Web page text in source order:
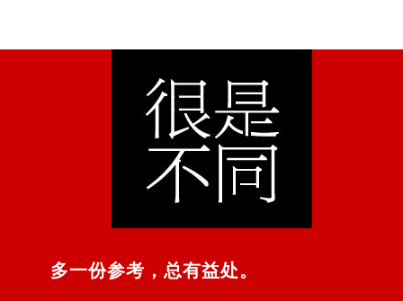
多一份参考，总有益处。